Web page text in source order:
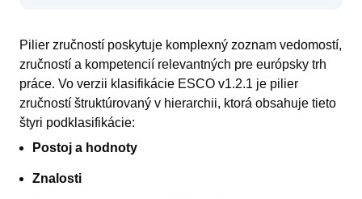
Pilier zručností poskytuje komplexný zoznam vedomostí,
zručností a kompetencií relevantných pre európsky trh
práce. Vo verzii klasifikácie ESCO v1.2.1 je pilier
zručností štruktúrovaný v hierarchii, ktorá obsahuje tieto
štyri podklasifikácie:
Postoj a hodnoty
Znalosti